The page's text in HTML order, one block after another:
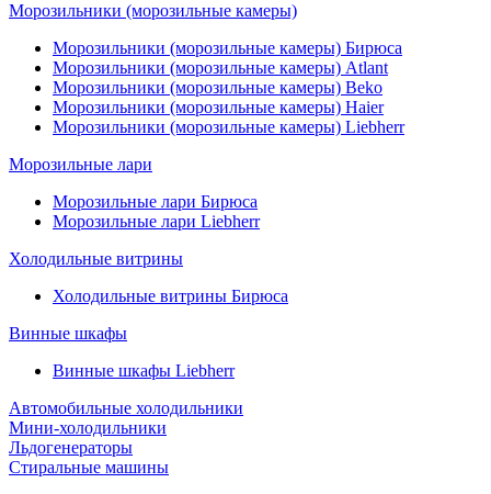
Морозильники (морозильные камеры)
Морозильники (морозильные камеры) Бирюса
Морозильники (морозильные камеры) Atlant
Морозильники (морозильные камеры) Beko
Морозильники (морозильные камеры) Haier
Морозильники (морозильные камеры) Liebherr
Морозильные лари
Морозильные лари Бирюса
Морозильные лари Liebherr
Холодильные витрины
Холодильные витрины Бирюса
Винные шкафы
Винные шкафы Liebherr
Автомобильные холодильники
Мини-холодильники
Льдогенераторы
Стиральные машины